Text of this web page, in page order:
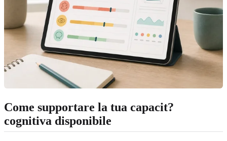
Come supportare la tua capacit?
cognitiva disponibile